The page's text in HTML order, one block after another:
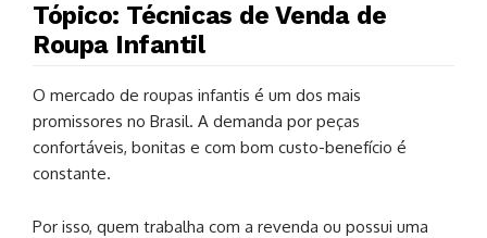
Tópico: Técnicas de Venda de
Roupa Infantil
O mercado de roupas infantis é um dos mais
promissores no Brasil. A demanda por peças
confortáveis, bonitas e com bom custo-benefício é
constante.
Por isso, quem trabalha com a revenda ou possui uma